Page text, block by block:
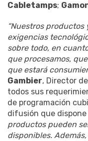
Cabletamps;
“Nuestros
exigencias
sobre todo, en
que procesamos,
que estará
Gambier, Director
todos sus
de programación
difusión que
productos pueden
disponibles.